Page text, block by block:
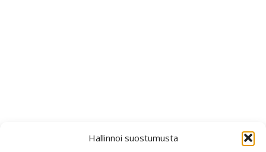
Hallinnoi suostumusta